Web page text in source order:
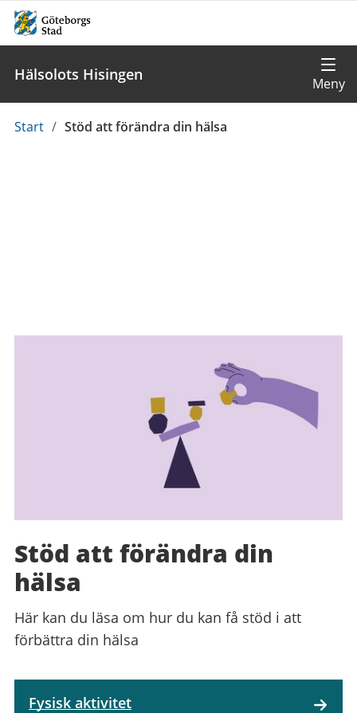
Hälsolots Hisingen
Du
Start / Stöd att förändra din hälsa
Stöd att förändra din
hälsa
Här kan du läsa om hur du kan få stöd i att
förbättra din hälsa
Fysisk aktivitet